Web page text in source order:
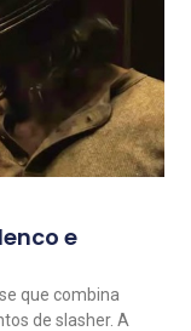
e
que combina
de slasher. A